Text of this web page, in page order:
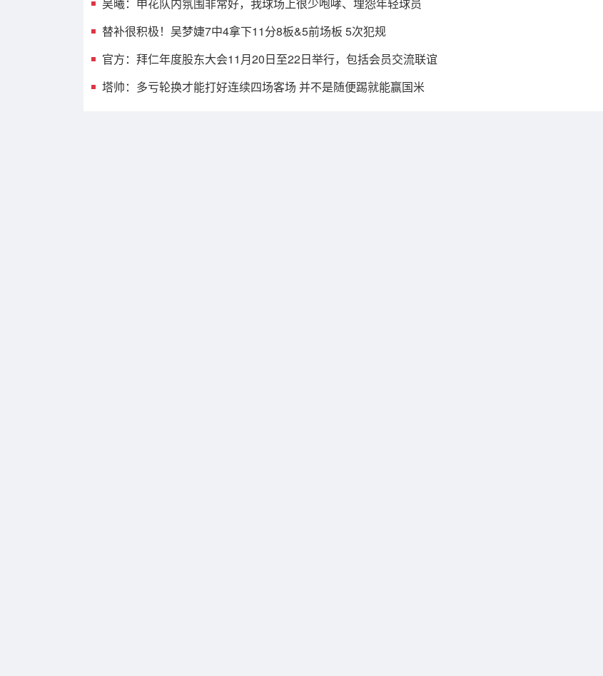
替补很积极！吴梦婕7中4拿下11分8板&5前场板 5次犯规
官方：拜仁年度股东大会11月20日至22日举行，包括会员交流联谊
塔帅：多亏轮换才能打好连续四场客场 并不是随便踢就能赢国米